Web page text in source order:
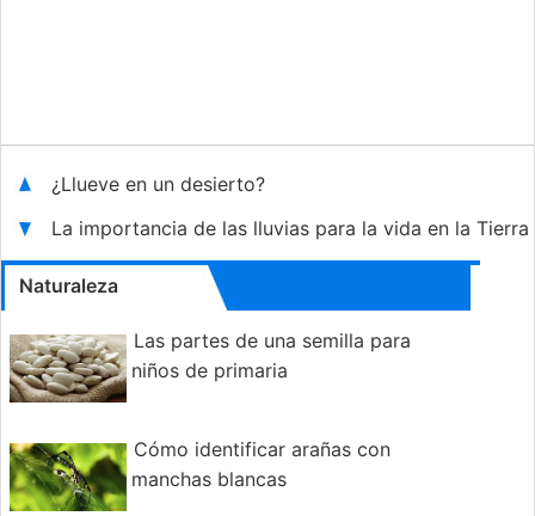
¿Llueve en un desierto?
La importancia de las lluvias para la vida en la Tierra
Naturaleza
Las partes de una semilla para
niños de primaria
Cómo identificar arañas con
manchas blancas